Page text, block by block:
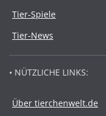
Tier-Spiele
Tier-News
• NÜTZLICHE LINKS:
Über tierchenwelt.de